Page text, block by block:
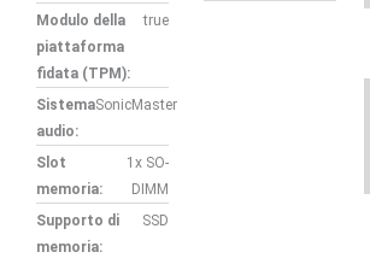
Modulo della
piattaforma
fidata (TPM):
true
Sistema
audio:
SonicMaster
Slot
memoria:
1x SO-
DIMM
Supporto di
memoria:
SSD